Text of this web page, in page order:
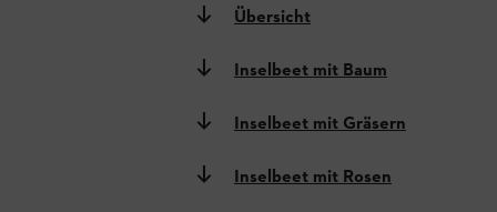
Übersicht
Inselbeet mit Baum
Inselbeet mit Gräsern
Inselbeet mit Rosen